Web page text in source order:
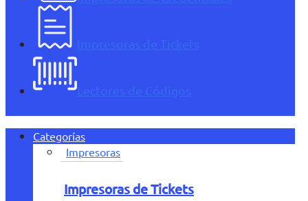
Impresoras de Tickets
Lectores de Códigos
Categorías
Impresoras
Impresoras de Tickets